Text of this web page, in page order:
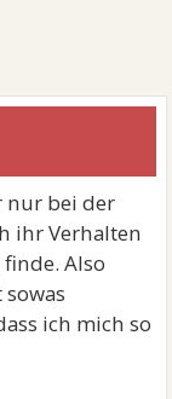
nur bei der
ihr Verhalten
Also
ich mich so